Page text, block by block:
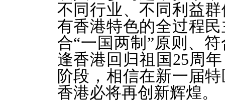
不同行业、不同利益
有香港特色的全过程
合“一国两制”原则、
逢香港回归祖国25周
阶段，相信在新一届
香港必将再创新辉煌。